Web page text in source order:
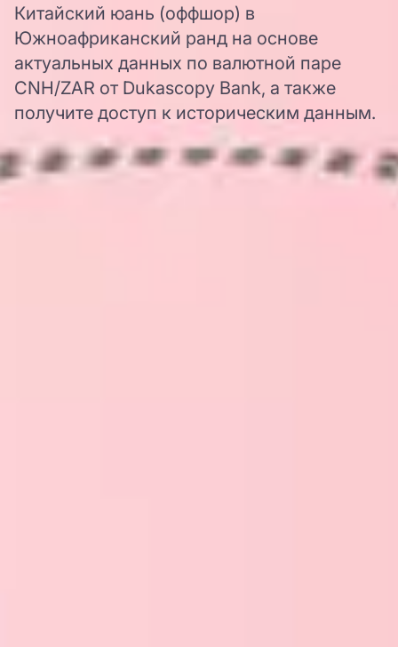
Китайский юань (оффшор) в
Южноафриканский ранд на основе
актуальных данных по валютной паре
CNH/ZAR от Dukascopy Bank, а также
получите доступ к историческим данным.